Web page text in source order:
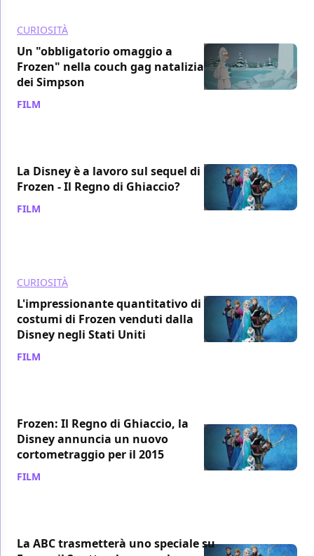
CURIOSITÀ
Un "obbligatorio omaggio a
Frozen" nella couch gag natalizia
dei Simpson
FILM
La Disney è a lavoro sul sequel di
Frozen - Il Regno di Ghiaccio?
FILM
CURIOSITÀ
L'impressionante quantitativo di
costumi di Frozen venduti dalla
Disney negli Stati Uniti
FILM
Frozen: Il Regno di Ghiaccio, la
Disney annuncia un nuovo
cortometraggio per il 2015
FILM
La ABC trasmetterà uno speciale su